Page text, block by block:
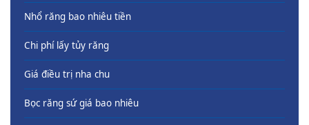
Nhổ răng bao nhiêu tiền
Chi phí lấy tủy răng
Giá điều trị nha chu
Bọc răng sứ giá bao nhiêu